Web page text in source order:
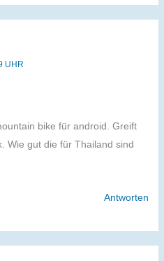
UHR
bike für android. Greift
Wie gut die für Thailand sind
Antworten